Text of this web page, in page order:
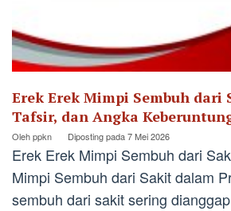
Erek Erek Mimpi Sembuh dari
Tafsir, dan Angka
Olehppkn Diposting pada7 Mei 2026
Erek Erek Mimpi Sembuh dari
Mimpi Sembuh dari Sakit dalam
sembuh dari sakit sering